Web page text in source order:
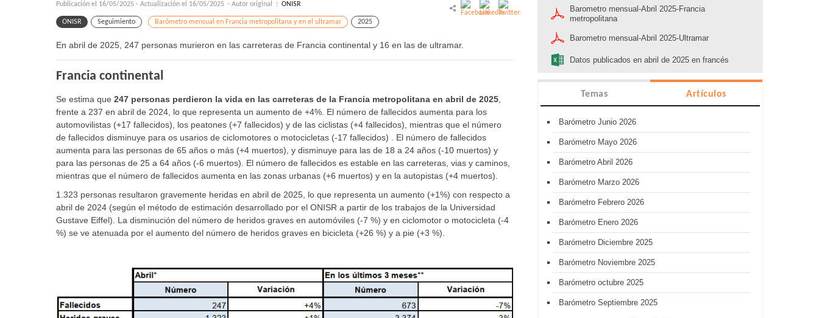
Publicación el 16/05/2025 - Actualización el 16/05/2025 - Autor original : ONISR
ONISR Seguimiento Barómetro mensual en Francia metropolitana y en el ultramar 2025
En abril de 2025, 247 personas murieron en las carreteras de Francia continental y 16 en las de ultramar.
Francia continental
Se estima que 247 personas perdieron la vida en las carreteras de la Francia metropolitana en abril de 2025
frente a 237 en abril de 2024, lo que representa un aumento de +4%. El número de fallecidos aumenta para los
automovilistas (+17 fallecidos), los peatones (+7 fallecidos) y de las ciclistas (+4 fallecidos), mientras que el número
de fallecidos disminuye para os usarios de ciclomotores o motocicletas (-17 fallecidos) . El número de fallecidos
aumenta para las personas de 65 años o más (+4 muertos), y disminuye para las de 18 a 24 años (-10 muertos) y
para las personas de 25 a 64 años (-6 muertos). El número de fallecidos es estable en las carreteras, vias y caminos,
mientras que el número de fallecidos aumenta en las zonas urbanas (+6 muertos) y en la autopistas (+4 muertos).
1.323 personas resultaron gravemente heridas en abril de 2025, lo que representa un aumento (+1%) con respecto a
abril de 2024 (según el método de estimación desarrollado por el ONISR a partir de los trabajos de la Universidad
Gustave Eiffel). La disminución del número de heridos graves en automóviles (-7 %) y en ciclomotor o motocicleta (-4
%) se ve atenuada por el aumento del número de heridos graves en bicicleta (+26 %) y a pie (+3 %).
Barometro mensual-Abril 2025-Francia
metropolitana
Barometro mensual-Abril 2025-Ultramar
Datos publicados en abril de 2025 en francés
Temas Artículos
Barómetro Junio 2026
Barómetro Mayo 2026
Barómetro Abril 2026
Barómetro Marzo 2026
Barómetro Febrero 2026
Barómetro Enero 2026
Barómetro Diciembre 2025
Barómetro Noviembre 2025
Barómetro octubre 2025
Barómetro Septiembre 2025